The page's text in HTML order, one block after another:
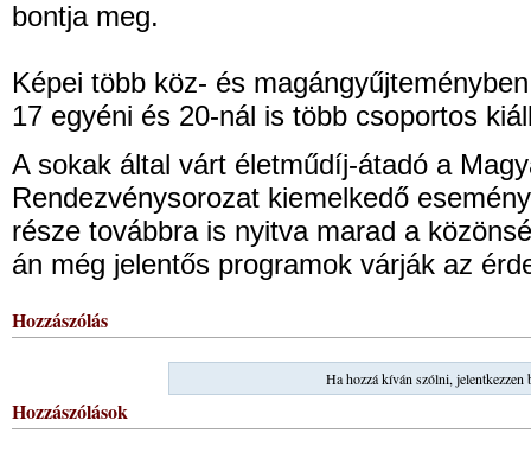
bontja meg.
Képei több köz- és
17 egyéni és 20-nál is több csoportos
A sokak által várt életműdíj-átadó a
Rendezvénysorozat kiemelkedő
része továbbra is nyitva marad a
án még jelentős programok várják az
Hozzászólás
Ha hozzá kíván szólni, jelentkezzen
Hozzászólások